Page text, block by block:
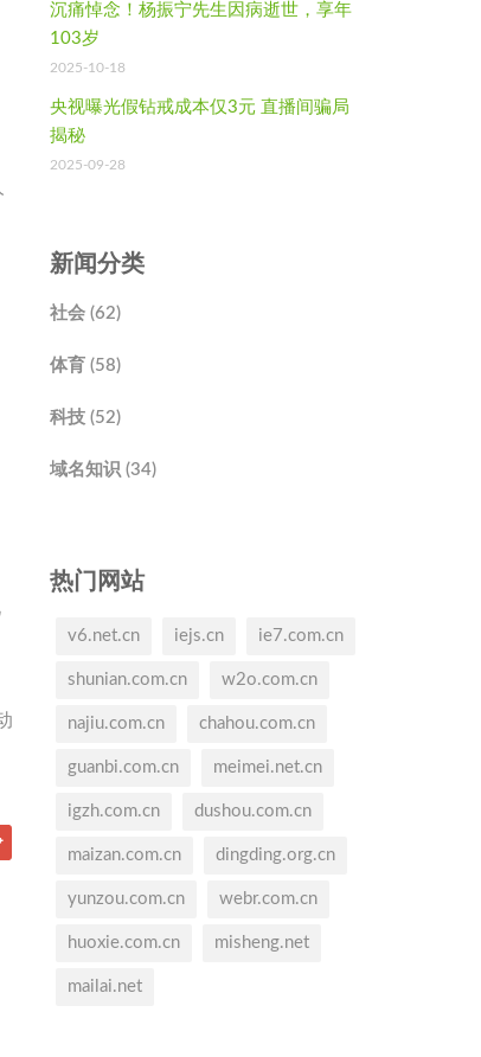
沉痛悼念！杨振宁先生因病逝世，享年
103岁
2025-10-18
央视曝光假钻戒成本仅3元 直播间骗局
揭秘
2025-09-28
新闻分类
社会 (62)
体育 (58)
科技 (52)
域名知识 (34)
热门网站
v6.net.cn iejs.cn ie7.com.cn
shunian.com.cn w2o.com.cn
najiu.com.cn chahou.com.cn
guanbi.com.cn meimei.net.cn
igzh.com.cn dushou.com.cn
maizan.com.cn dingding.org.cn
yunzou.com.cn webr.com.cn
huoxie.com.cn misheng.net
mailai.net